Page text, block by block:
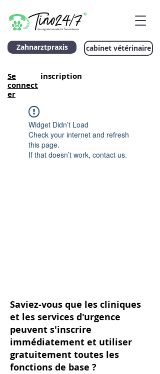
Zahnarztpraxis cabinet vétérinaire
Se
connect
er
inscription
Widget Didn’t Load
Check your internet and refresh
this page.
If that doesn’t work, contact us.
Saviez-vous que les cliniques
et les services d'urgence
peuvent s'inscrire
immédiatement et utiliser
gratuitement toutes les
fonctions de base ?